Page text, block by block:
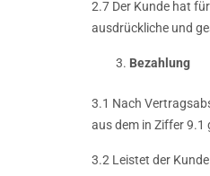
2.7 Der Kunde hat
ausdrückliche und
Bezahlung
3.1 Nach
aus dem in Ziffer 9.1
3.2 Leistet der